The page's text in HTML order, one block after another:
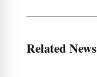
Related News